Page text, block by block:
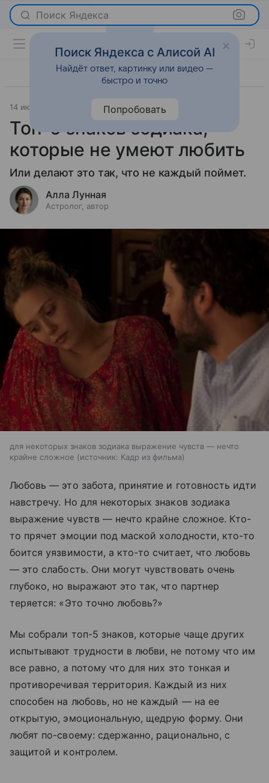
Поиск Яндекса
14 июля 2026 Леди Mail Гороскопы
Топ-5 знаков зодиака,
которые не умеют любить
Или делают это так, что не каждый поймет.
Алла Лунная
Астролог, автор
для некоторых знаков зодиака выражение чувств — нечто
крайне сложное
источник: Кадр из фильма
Любовь — это забота, принятие и готовность идти
навстречу. Но для некоторых знаков зодиака
выражение чувств — нечто крайне сложное. Кто-
то прячет эмоции под маской холодности, кто-то
боится уязвимости, а кто-то считает, что любовь
— это слабость. Они могут чувствовать очень
глубоко, но выражают это так, что партнер
теряется: «Это точно любовь?»
Мы собрали топ-5 знаков, которые чаще других
испытывают трудности в любви, не потому что им
все равно, а потому что для них это тонкая и
противоречивая территория. Каждый из них
способен на любовь, но не каждый — на ее
открытую, эмоциональную, щедрую форму. Они
любят по-своему: сдержанно, рационально, с
защитой и контролем.
Поиск Яндекса с Алисой AI
Найдёт ответ, картинку или видео —
быстро и точно
Попробовать